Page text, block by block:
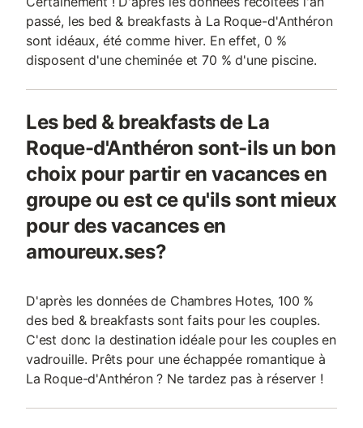
passé, les bed & breakfasts à La Roque-d'Anthéron
sont idéaux, été comme hiver. En effet, 0 %
disposent d'une cheminée et 70 % d'une piscine.
Les bed & breakfasts de La
Roque-d'Anthéron sont-ils un bon
choix pour partir en vacances en
groupe ou est ce qu'ils sont mieux
pour des vacances en
amoureux.ses?
D'après les données de Chambres Hotes, 100 %
des bed & breakfasts sont faits pour les couples.
C'est donc la destination idéale pour les couples en
vadrouille. Prêts pour une échappée romantique à
La Roque-d'Anthéron ? Ne tardez pas à réserver !